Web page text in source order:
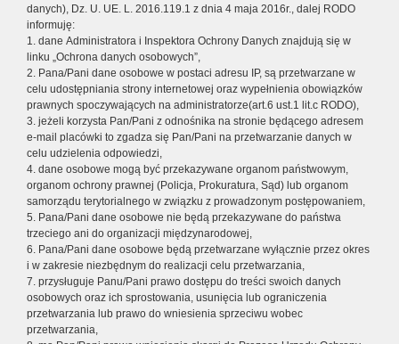
danych), Dz. U. UE. L. 2016.119.1 z dnia 4 maja 2016r., dalej RODO
informuję:
1. dane Administratora i Inspektora Ochrony Danych znajdują się w
linku „Ochrona danych osobowych”,
2. Pana/Pani dane osobowe w postaci adresu IP, są przetwarzane w
celu udostępniania strony internetowej oraz wypełnienia obowiązków
prawnych spoczywających na administratorze(art.6 ust.1 lit.c RODO),
3. jeżeli korzysta Pan/Pani z odnośnika na stronie będącego adresem
e-mail placówki to zgadza się Pan/Pani na przetwarzanie danych w
celu udzielenia odpowiedzi,
4. dane osobowe mogą być przekazywane organom państwowym,
organom ochrony prawnej (Policja, Prokuratura, Sąd) lub organom
samorządu terytorialnego w związku z prowadzonym postępowaniem,
5. Pana/Pani dane osobowe nie będą przekazywane do państwa
trzeciego ani do organizacji międzynarodowej,
6. Pana/Pani dane osobowe będą przetwarzane wyłącznie przez okres
i w zakresie niezbędnym do realizacji celu przetwarzania,
7. przysługuje Panu/Pani prawo dostępu do treści swoich danych
osobowych oraz ich sprostowania, usunięcia lub ograniczenia
przetwarzania lub prawo do wniesienia sprzeciwu wobec
przetwarzania,